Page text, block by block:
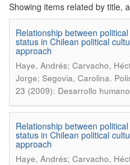
Showing items related by title,
Relationship between
status in Chilean political
approach
Haye, Andrés; Carvacho,
Jorge; Segovia, Carolina.
23 (2009): Desarrollo
Relationship between
status in Chilean political
approach
Haye, Andrés; Carvacho,